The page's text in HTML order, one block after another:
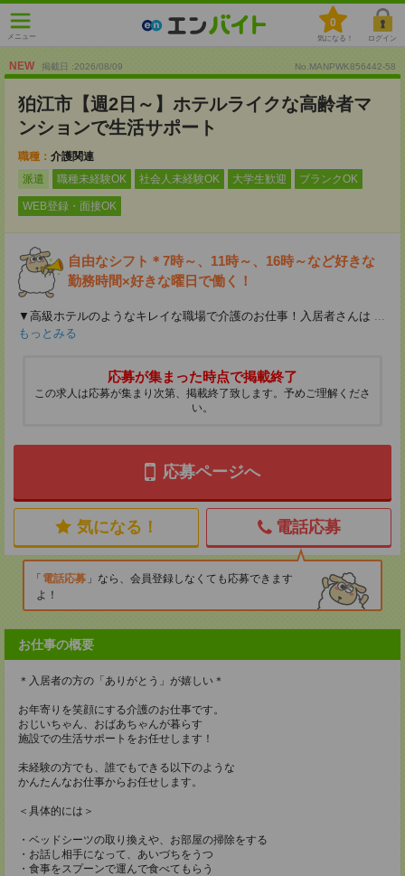
メニュー
0
気になる！ ログイン
NEW 掲載日 :2026/08/09 No.MANPWK856442-58
狛江市【週2日～】ホテルライクな高齢者マ
ンションで生活サポート
職種： 介護関連
派遣
職種未経験OK 社会人未経験OK 大学生歓迎 ブランクOK
WEB登録・面接OK
自由なシフト＊7時～、11時～、16時～など好きな
勤務時間×好きな曜日で働く！
▼高級ホテルのようなキレイな職場で介護のお仕事！入居者さんは ...
もっとみる
応募が集まった時点で掲載終了
この求人は応募が集まり次第、掲載終了致します。予めご理解くださ
い。
応募ページへ
気になる！ 電話応募
電話応募
なら、会員登録しなくても応募できます
よ！
お仕事の概要
＊入居者の方の「ありがとう」が嬉しい＊
お年寄りを笑顔にする介護のお仕事です。
おじいちゃん、おばあちゃんが暮らす
施設での生活サポートをお任せします！
未経験の方でも、誰でもできる以下のような
かんたんなお仕事からお任せします。
＜具体的には＞
・ベッドシーツの取り換えや、お部屋の掃除をする
・お話し相手になって、あいづちをうつ
・食事をスプーンで運んで食べてもらう